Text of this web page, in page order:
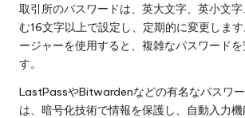
取引所のパスワードは、英大文字、英小文
む16文字以上で設定し、定期的に変更しま
ージャーを使用すると、複雑なパスワード
す。
LastPassやBitwardenなどの有名なパスワ
は、暗号化技術で情報を保護し、自動入力